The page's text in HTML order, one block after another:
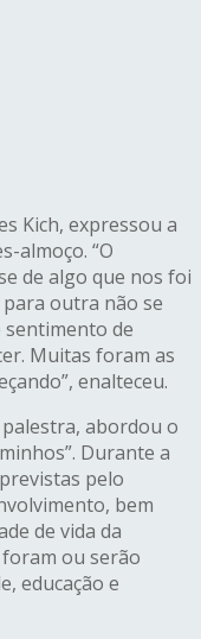
Kich, expressou a
almoço. “O
de algo que nos foi
outra não se
sentimento de
Muitas foram as
enalteceu.
abordou o
Durante a
pelo
bem
de vida da
ou serão
educação e